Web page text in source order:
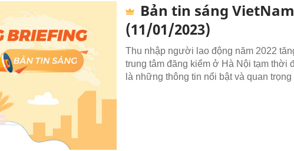
Bản tin sáng
(11/01/2023)
Thu nhập người lao động năm 2022
trung tâm đăng kiểm ở Hà Nội tạm thời
là những thông tin nổi bật và quan trọng